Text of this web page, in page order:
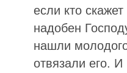
если кто
надобен
нашли
отвязали его.